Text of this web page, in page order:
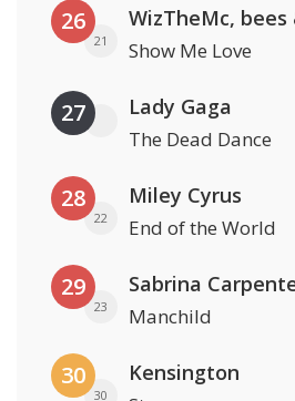
26
21
WizTheMc, bees
Show Me Love
27 Lady Gaga
The Dead Dance
28
22
Miley Cyrus
End of the World
29
23
Sabrina
Manchild
30
30
Kensington